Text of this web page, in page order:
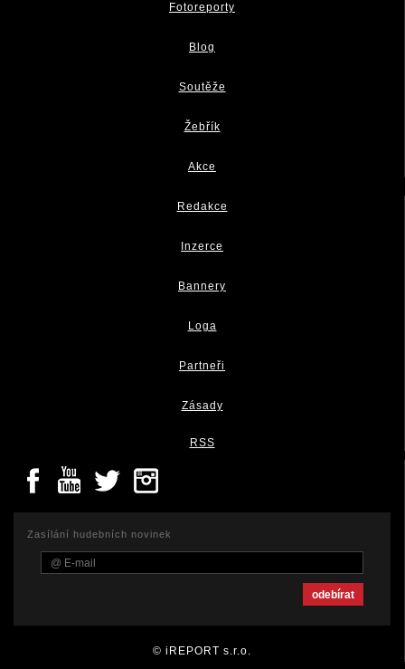
Fotoreporty
Blog
Soutěže
Žebřík
Akce
Redakce
Inzerce
Bannery
Loga
Partneři
Zásady
RSS
Zasílání hudebních novinek
© iREPORT s.r.o.